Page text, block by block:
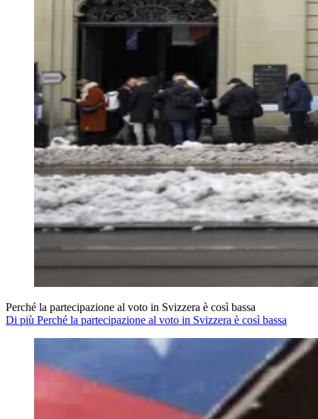
Perché la partecipazione al voto in Svizzera è così bassa
Di più Perché la partecipazione al voto in Svizzera è così bassa